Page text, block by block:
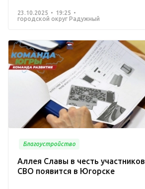
23.10.2025
19:25
городской округ Радужный
Благоустройство
Аллея Славы в честь участников
СВО появится в Югорске